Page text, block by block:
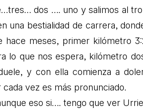
dos …. uno y salimos al
una bestialidad de carrera,
hace meses, primer kilómetro
lo que nos espera, kilómetro
y con ella comienza a
vez es más pronunciado.
eso si…. tengo que ver